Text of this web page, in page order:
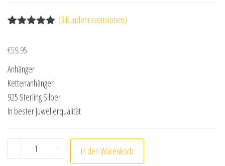
von 5,
auf
Kundenbewe
rtungen
(3 Kundenrezensionen)
€59,95
Anhänger
Kettenanhänger
925 Sterling Silber
In bester Juwelierqualität
- Hexe Anhänger, Kettenanhänger aus 925 Sterling
+ In den Warenkorb